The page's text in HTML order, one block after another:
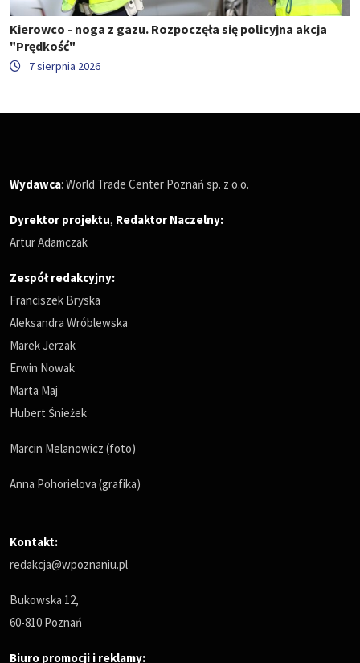
Kierowco - noga z gazu. Rozpoczęła się policyjna akcja
"Prędkość"
7 sierpnia 2026
Wydawca: World Trade Center Poznań sp. z o.o.
Dyrektor projektu, Redaktor Naczelny:
Artur Adamczak
Zespół redakcyjny:
Franciszek Bryska
Aleksandra Wróblewska
Marek Jerzak
Erwin Nowak
Marta Maj
Hubert Śnieżek
Marcin Melanowicz (foto)
Anna Pohorielova (grafika)
Kontakt:
redakcja@wpoznaniu.pl
Bukowska 12,
60-810 Poznań
Biuro promocji i reklamy: